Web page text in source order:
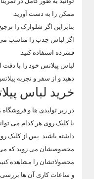
ممکن را به دست آورید.
بنابراین اگر شلوارک را
اگر لباس جذب را مناسب
فشرده استفاده کنید.
لباس پیلاتس خود را با دقت
دهید و از سفر و تجربه
خرید لباس
در زیر تولیدی ها و
با کلیک روی هر کدام می
داشته باشید. پس از کلیک
مخصوصشان می روید که
محصولاتشان را مشاهده
و ساعات کاری آن ها بررسی